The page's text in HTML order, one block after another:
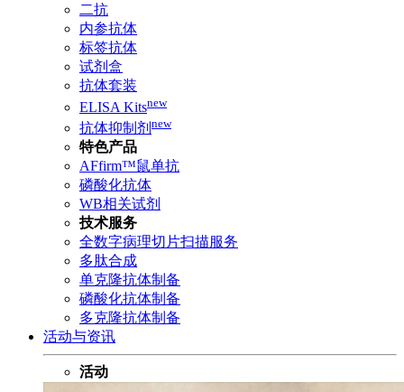
二抗
内参抗体
标签抗体
试剂盒
抗体套装
ELISA Kitsnew
抗体抑制剂 new
特色产品
AFfirm™鼠单抗
磷酸化抗体
WB相关试剂
技术服务
全数字病理切片扫描服务
多肽合成
单克隆抗体制备
磷酸化抗体制备
多克隆抗体制备
活动与资讯
活动